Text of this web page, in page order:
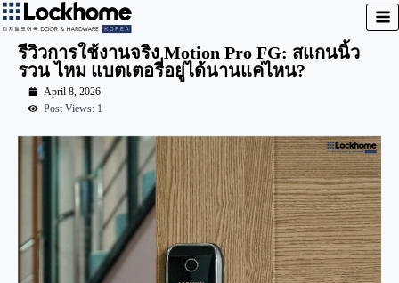
รีวิวการใช้งานจริง Motion Pro FG: สแกนนิ้ว
รวน ไหม แบตเตอรี่อยู่ได้นานแค่ไหน?
April 8, 2026
Post Views: 1